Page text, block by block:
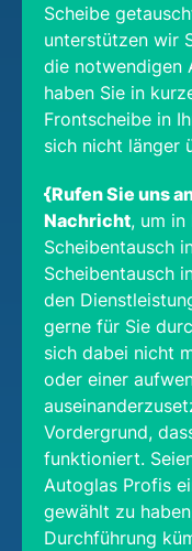
Scheibe
unterstützen wir
die notwendigen
haben Sie in
Frontscheibe in
sich nicht länger
{Rufen Sie uns
Nachricht, um in
Scheibentausch
Scheibentausch
den
gerne für Sie
sich dabei nicht
oder einer
Vordergrund,
funktioniert.
Autoglas Profis
gewählt zu
Durchführung